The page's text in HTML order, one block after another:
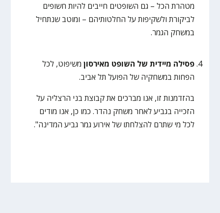
מטהרת הכל – גם השופטים חייבים להיות חשופים
לביקורת ולשקיפות על החלטותיהם – ומוטב שנתחיל
במשחק הגמר.
פסילה מיידית של השופט מאירסון משיפוט, לכל
הפחות במשחקיה של הפועל תל אביב.
בהזדמנות זו, אנו מברכים את קבוצת בני הרצליה על
הזכייה בגביע לאחר משחק נהדר. כמו כן, אנו מודים
לכל מי שתרם להצלחתו של אירוע גמר גביע המדינה".